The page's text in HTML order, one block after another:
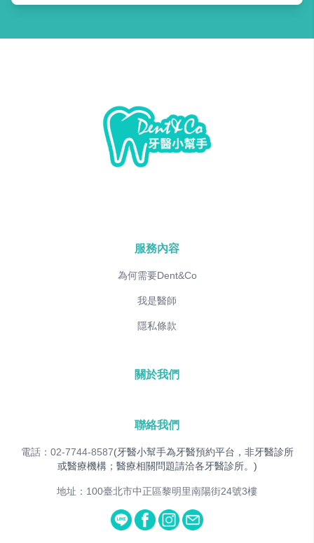
服務內容
為何需要Dent&Co
我是醫師
隱私條款
關於我們
聯絡我們
電話：02-7744-8587(牙醫小幫手為牙醫預約平台，非牙醫診所
或醫療機構；醫療相關問題請洽各牙醫診所。)
地址：100臺北市中正區黎明里南陽街24號3樓